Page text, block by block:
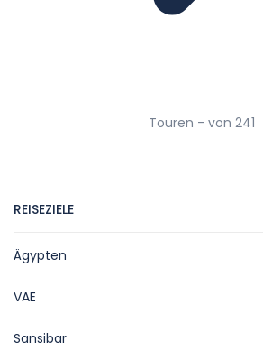
Touren - von 241
REISEZIELE
Ägypten
VAE
Sansibar